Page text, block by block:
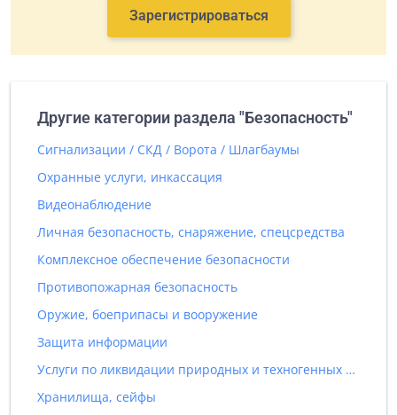
Зарегистрироваться
Другие категории раздела "Безопасность"
Сигнализации / СКД / Ворота / Шлагбаумы
Охранные услуги, инкассация
Видеонаблюдение
Личная безопасность, снаряжение, спецсредства
Комплексное обеспечение безопасности
Противопожарная безопасность
Оружие, боеприпасы и вооружение
Защита информации
Услуги по ликвидации природных и техногенных катастроф
Хранилища, сейфы